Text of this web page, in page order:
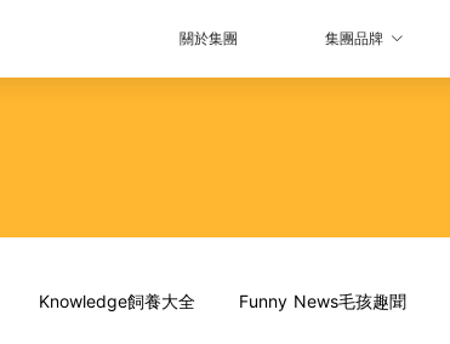
關於集團 集團品牌
Knowledge飼養大全 Funny News毛孩趣聞